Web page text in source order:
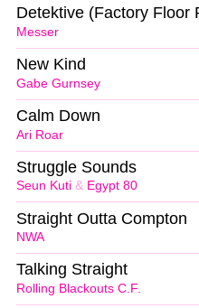
Messer
Detektive (Factory Floor
Gabe Gurnsey
New Kind
Ari Roar
Calm Down
Seun Kuti & Egypt 80
Struggle Sounds
NWA
Straight Outta Compton
Rolling Blackouts C.F.
Talking Straight